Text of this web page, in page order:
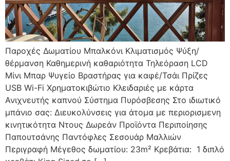
Παροχές Δωματίου Μπαλκόνι Κλιματισμός Ψύξη/
θέρμανση Καθημερινή καθαριότητα Τηλεόραση LCD
Μίνι Μπαρ Ψυγείο Βραστήρας για καφέ/Τσάι Πρίζες
USB Wi-Fi Χρηματοκιβώτιο Κλειδαριές με κάρτα
Ανιχνευτής καπνού Σύστημα Πυρόσβεσης Στο ιδιωτικό
μπάνιο σας: Διευκολύνσεις για άτομα με περιορισμενη
κινητικότητα Ντους Δωρεάν Προϊόντα Περιποίησης
Παπουτσάνης Παντόφλες Σεσουάρ Μαλλιών
Περιγραφή Μέγεθος δωματίου: 23m² Κρεβάτια: 1 διπλό